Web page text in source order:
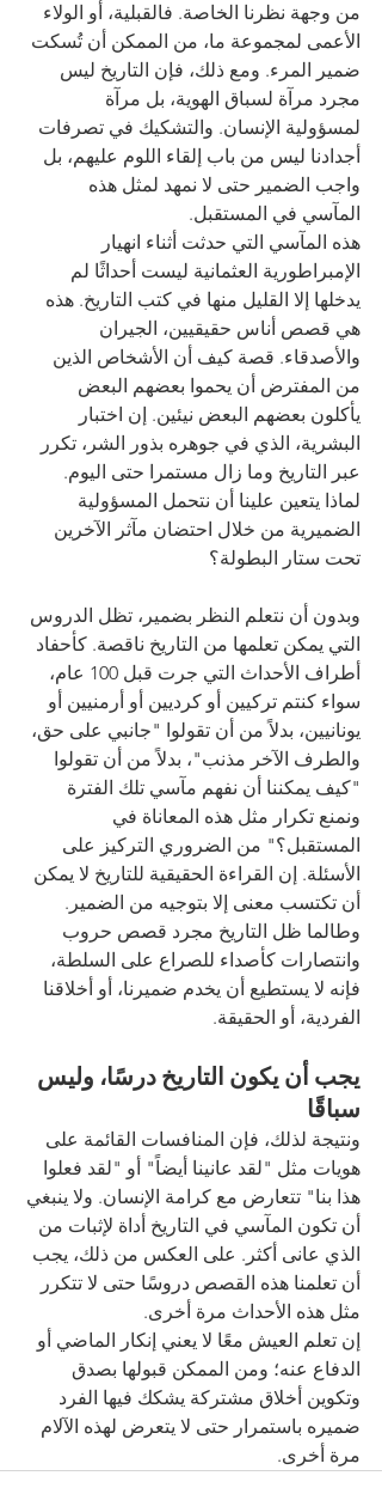
من وجهة نظرنا الخاصة. فالقبلية، أو الولاء
الأعمى لمجموعة ما، من الممكن أن تُسكت
ضمير المرء. ومع ذلك، فإن التاريخ ليس
مجرد مرآة لسباق الهوية، بل مرآة
لمسؤولية الإنسان. والتشكيك في تصرفات
أجدادنا ليس من باب إلقاء اللوم عليهم، بل
واجب الضمير حتى لا نمهد لمثل هذه
المآسي في المستقبل.
هذه المآسي التي حدثت أثناء انهيار
الإمبراطورية العثمانية ليست أحداثًا لم
يدخلها إلا القليل منها في كتب التاريخ. هذه
هي قصص أناس حقيقيين، الجيران
والأصدقاء. قصة كيف أن الأشخاص الذين
من المفترض أن يحموا بعضهم البعض
يأكلون بعضهم البعض نيئين. إن اختبار
البشرية، الذي في جوهره بذور الشر، تكرر
عبر التاريخ وما زال مستمرا حتى اليوم.
لماذا يتعين علينا أن نتحمل المسؤولية
الضميرية من خلال احتضان مآثر الآخرين
تحت ستار البطولة؟
وبدون أن نتعلم النظر بضمير، تظل الدروس
التي يمكن تعلمها من التاريخ ناقصة. كأحفاد
أطراف الأحداث التي جرت قبل 100 عام،
سواء كنتم تركيين أو كرديين أو أرمنيين أو
يونانيين، بدلاً من أن تقولوا "جانبي على حق،
والطرف الآخر مذنب"، بدلاً من أن تقولوا
"كيف يمكننا أن نفهم مآسي تلك الفترة
ونمنع تكرار مثل هذه المعاناة في
المستقبل؟" من الضروري التركيز على
الأسئلة. إن القراءة الحقيقية للتاريخ لا يمكن
أن تكتسب معنى إلا بتوجيه من الضمير.
وطالما ظل التاريخ مجرد قصص حروب
وانتصارات كأصداء للصراع على السلطة،
فإنه لا يستطيع أن يخدم ضميرنا، أو أخلاقنا
الفردية، أو الحقيقة.
يجب أن يكون التاريخ درسًا، وليس
سباقًا
ونتيجة لذلك، فإن المنافسات القائمة على
هويات مثل "لقد عانينا أيضاً" أو "لقد فعلوا
هذا بنا" تتعارض مع كرامة الإنسان. ولا ينبغي
أن تكون المآسي في التاريخ أداة لإثبات من
الذي عانى أكثر. على العكس من ذلك، يجب
أن تعلمنا هذه القصص دروسًا حتى لا تتكرر
مثل هذه الأحداث مرة أخرى.
إن تعلم العيش معًا لا يعني إنكار الماضي أو
الدفاع عنه؛ ومن الممكن قبولها بصدق
وتكوين أخلاق مشتركة يشكك فيها الفرد
ضميره باستمرار حتى لا يتعرض لهذه الآلام
مرة أخرى.